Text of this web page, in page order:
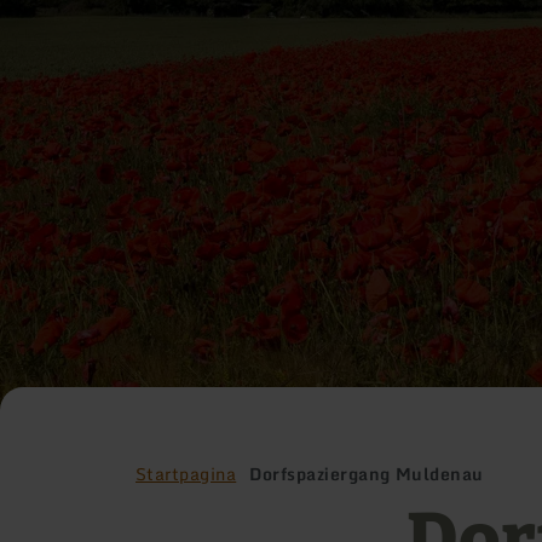
Startpagina Dorfspaziergang Muldenau